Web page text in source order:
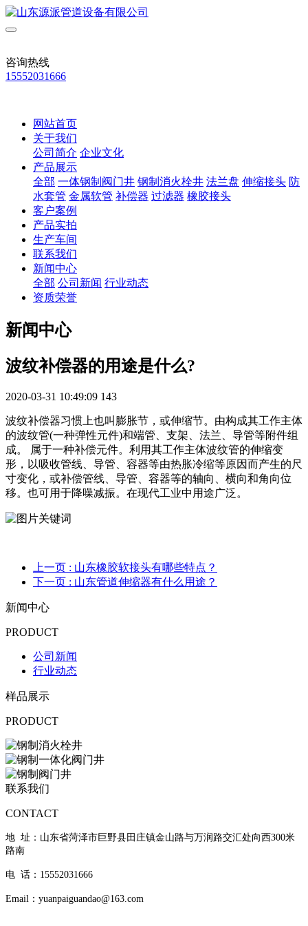
咨询热线
15552031666
网站首页
关于我们
公司简介 企业文化
产品展示
全部 一体钢制阀门井 钢制消火栓井 法兰盘 伸缩接头 防
水套管 金属软管 补偿器 过滤器 橡胶接头
客户案例
产品实拍
生产车间
联系我们
新闻中心
全部 公司新闻 行业动态
资质荣誉
新闻中心
波纹补偿器的用途是什么?
2020-03-31 10:49:09 143
波纹补偿器习惯上也叫膨胀节，或伸缩节。由构成其工作主体
的波纹管(一种弹性元件)和端管、支架、法兰、导管等附件组
成。 属于一种补偿元件。利用其工作主体波纹管的伸缩变
形，以吸收管线、导管、容器等由热胀冷缩等原因而产生的尺
寸变化，或补偿管线、导管、容器等的轴向、横向和角向位
移。也可用于降噪减振。在现代工业中用途广泛。
上一页 : 山东橡胶软接头有哪些特点？
下一页 : 山东管道伸缩器有什么用途？
新闻中心
PRODUCT
公司新闻
行业动态
样品展示
PRODUCT
联系我们
CONTACT
地 址：山东省菏泽市巨野县田庄镇金山路与万润路交汇处向西300米
路南
电 话：15552031666
Email：yuanpaiguandao@163.com